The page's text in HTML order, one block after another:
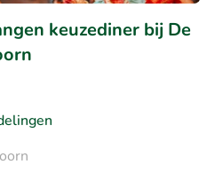
keuzediner bij De